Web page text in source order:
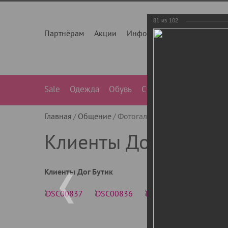
Партнёрам Акции Инфо О нас
Sale Одежда Обувь Сумки
Главная Общение Фотогалерея
Клиенты Дог Бутик
Клиенты Дог Бутик
81 из 102